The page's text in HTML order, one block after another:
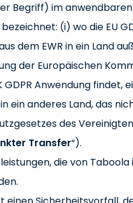
Begriff) im
bezeichnet: (i) wo die EU
dem EWR in ein Land
der Europäischen
GDPR Anwendung
ein anderes Land, das
des
Transfer“).
die von